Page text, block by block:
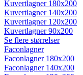
Kuvertlagner 180x200
Kuvertlagner 140x200
Kuvertlagner 120x200
Kuvertlagner 90x200
Se flere størrelser
Faconlagner
Faconlagner 180x200
Faconlagner 140x200